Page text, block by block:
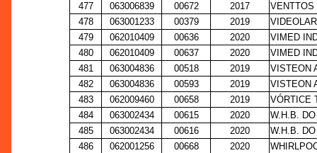
477
063006839 00672 2017
VENTTOS
478
063001233 00379 2019
479
062010409 00636 2020
VIMED
480
062010409 00637 2020
VIMED
481
063004836 00518 2019
VISTEON
482
063004836 00593 2019
VISTEON
483
062009460 00658 2019
VÓRTICE
484
063002434 00615 2020
W.H.B.
485
063002434 00616 2020
W.H.B.
486
062001256 00668 2020